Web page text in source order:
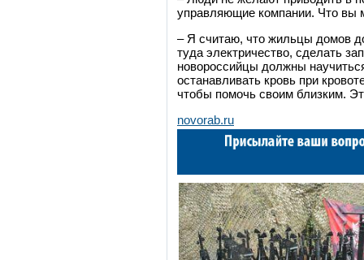
управляющие компании. Что вы
– Я считаю, что жильцы домов
туда электричество, сделать
новороссийцы должны
останавливать кровь при
чтобы помочь своим близким.
novorab.ru